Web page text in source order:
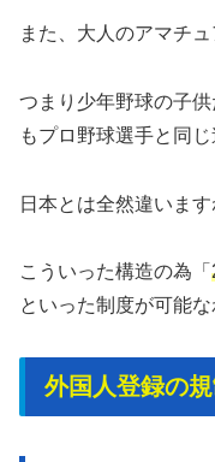
また、大人のアマチ
つまり少年野球の子
もプロ野球選手と同
日本とは全然違います
こういった構造の為「
といった制度が可能な
外国人登録の規